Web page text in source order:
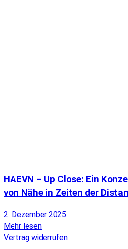
HAEVN – Up Close: Ein
von Nähe in Zeiten der
2. Dezember 2025
Mehr lesen
Vertrag widerrufen